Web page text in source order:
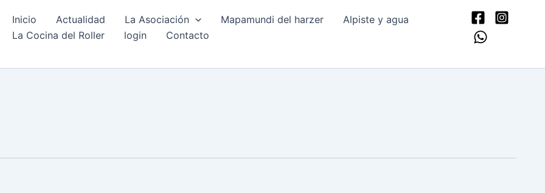
Inicio Actualidad La Asociación Mapamundi del harzer
Alpiste y agua
La Cocina del Roller
login Contacto